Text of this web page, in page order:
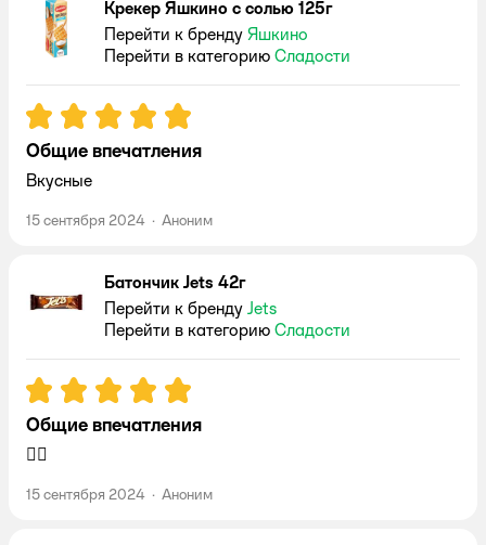
Крекер Яшкино с солью 125г
Перейти к бренду Яшкино
Перейти в категорию Сладости
Рейтинг:5
Общие впечатления
Вкусные
15 сентября 2024 · Аноним
Батончик Jets 42г
Перейти к бренду Jets
Перейти в категорию Сладости
Рейтинг:5
Общие впечатления
👍🏻
15 сентября 2024 · Аноним